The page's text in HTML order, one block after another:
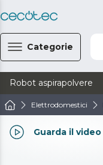
Categorie
Robot aspirapolvere
Elettrodomestici
Guarda il video